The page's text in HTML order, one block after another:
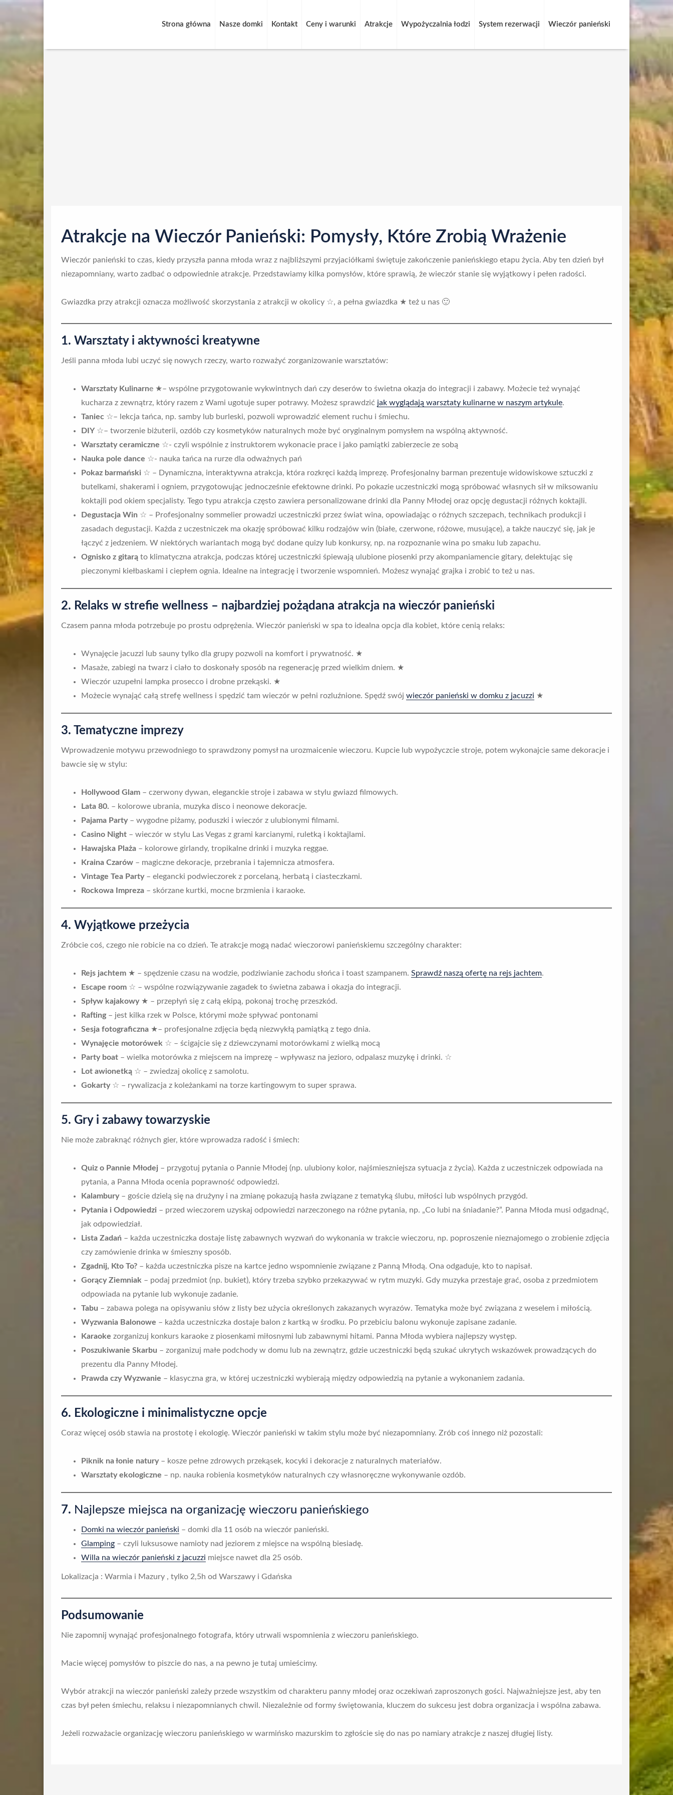
Strona główna Nasze domki Kontakt Ceny i warunki Atrakcje Wypożyczalnia łodzi System rezerwacji Wieczór panieński
Atrakcje na Wieczór Panieński: Pomysły, Które Zrobią Wrażenie
Wieczór panieński to czas, kiedy przyszła panna młoda wraz z najbliższymi przyjaciółkami świętuje zakończenie panieńskiego etapu życia. Aby ten dzień był
niezapomniany, warto zadbać o odpowiednie atrakcje. Przedstawiamy kilka pomysłów, które sprawią, że wieczór stanie się wyjątkowy i pełen radości.
Gwiazdka przy atrakcji oznacza możliwość skorzystania z atrakcji w okolicy ☆, a pełna gwiazdka ★ też u nas 🙂
1. Warsztaty i aktywności kreatywne
Jeśli panna młoda lubi uczyć się nowych rzeczy, warto rozważyć zorganizowanie warsztatów:
Warsztaty Kulinarne ★– wspólne przygotowanie wykwintnych dań czy deserów to świetna okazja do integracji i zabawy. Możecie też wynająć
kucharza z zewnątrz, który razem z Wami ugotuje super potrawy. Możesz sprawdzić jak wyglądają warsztaty kulinarne w naszym artykule.
Taniec ☆– lekcja tańca, np. samby lub burleski, pozwoli wprowadzić element ruchu i śmiechu.
DIY☆– tworzenie biżuterii, ozdób czy kosmetyków naturalnych może być oryginalnym pomysłem na wspólną aktywność.
Warsztaty ceramiczne ☆- czyli wspólnie z instruktorem wykonacie prace i jako pamiątki zabierzecie ze sobą
Nauka pole dance ☆- nauka tańca na rurze dla odważnych pań
Pokaz barmański ☆ – Dynamiczna, interaktywna atrakcja, która rozkręci każdą imprezę. Profesjonalny barman prezentuje widowiskowe sztuczki z
butelkami, shakerami i ogniem, przygotowując jednocześnie efektowne drinki. Po pokazie uczestniczki mogą spróbować własnych sił w miksowaniu
koktajli pod okiem specjalisty. Tego typu atrakcja często zawiera personalizowane drinki dla Panny Młodej oraz opcję degustacji różnych koktajli.
Degustacja Win ☆ – Profesjonalny sommelier prowadzi uczestniczki przez świat wina, opowiadając o różnych szczepach, technikach produkcji i
zasadach degustacji. Każda z uczestniczek ma okazję spróbować kilku rodzajów win (białe, czerwone, różowe, musujące), a także nauczyć się, jak je
łączyć z jedzeniem. W niektórych wariantach mogą być dodane quizy lub konkursy, np. na rozpoznanie wina po smaku lub zapachu.
Ognisko z gitarą to klimatyczna atrakcja, podczas której uczestniczki śpiewają ulubione piosenki przy akompaniamencie gitary, delektując się
pieczonymi kiełbaskami i ciepłem ognia. Idealne na integrację i tworzenie wspomnień. Możesz wynająć grajka i zrobić to też u nas.
2. Relaks w strefie wellness – najbardziej pożądana atrakcja na wieczór panieński
Czasem panna młoda potrzebuje po prostu odprężenia. Wieczór panieński w spa to idealna opcja dla kobiet, które cenią relaks:
Wynajęcie jacuzzi lub sauny tylko dla grupy pozwoli na komfort i prywatność. ★
Masaże, zabiegi na twarz i ciało to doskonały sposób na regenerację przed wielkim dniem. ★
Wieczór uzupełni lampka prosecco i drobne przekąski. ★
Możecie wynająć całą strefę wellness i spędzić tam wieczór w pełni rozluźnione. Spędź swój wieczór panieński w domku z jacuzzi ★
3. Tematyczne imprezy
Wprowadzenie motywu przewodniego to sprawdzony pomysł na urozmaicenie wieczoru. Kupcie lub wypożyczcie stroje, potem wykonajcie same dekoracje i
bawcie się w stylu:
Hollywood Glam – czerwony dywan, eleganckie stroje i zabawa w stylu gwiazd filmowych.
Lata 80. – kolorowe ubrania, muzyka disco i neonowe dekoracje.
Pajama Party– wygodne piżamy, poduszki i wieczór z ulubionymi filmami.
Casino Night – wieczór w stylu Las Vegas z grami karcianymi, ruletką i koktajlami.
Hawajska Plaża – kolorowe girlandy, tropikalne drinki i muzyka reggae.
Kraina Czarów – magiczne dekoracje, przebrania i tajemnicza atmosfera.
Vintage Tea Party– elegancki podwieczorek z porcelaną, herbatą i ciasteczkami.
Rockowa Impreza – skórzane kurtki, mocne brzmienia i karaoke.
4. Wyjątkowe przeżycia
Zróbcie coś, czego nie robicie na co dzień. Te atrakcje mogą nadać wieczorowi panieńskiemu szczególny charakter:
Rejs jachtem ★ – spędzenie czasu na wodzie, podziwianie zachodu słońca i toast szampanem. Sprawdź naszą ofertę na rejs jachtem.
Escape room ☆ – wspólne rozwiązywanie zagadek to świetna zabawa i okazja do integracji.
Spływ kajakowy★ – przepłyń się z całą ekipą, pokonaj trochę przeszkód.
Rafting– jest kilka rzek w Polsce, którymi może spływać pontonami
Sesja fotograficzna ★– profesjonalne zdjęcia będą niezwykłą pamiątką z tego dnia.
Wynajęcie motorówek ☆ – ścigajcie się z dziewczynami motorówkami z wielką mocą
Party boat – wielka motorówka z miejscem na imprezę – wpływasz na jezioro, odpalasz muzykę i drinki. ☆
Lot awionetką ☆ – zwiedzaj okolicę z samolotu.
Gokarty☆ – rywalizacja z koleżankami na torze kartingowym to super sprawa.
5. Gry i zabawy towarzyskie
Nie może zabraknąć różnych gier, które wprowadza radość i śmiech:
Quiz o Pannie Młodej – przygotuj pytania o Pannie Młodej (np. ulubiony kolor, najśmieszniejsza sytuacja z życia). Każda z uczestniczek odpowiada na
pytania, a Panna Młoda ocenia poprawność odpowiedzi.
Kalambury– goście dzielą się na drużyny i na zmianę pokazują hasła związane z tematyką ślubu, miłości lub wspólnych przygód.
Pytania i Odpowiedzi – przed wieczorem uzyskaj odpowiedzi narzeczonego na różne pytania, np. „Co lubi na śniadanie?”. Panna Młoda musi odgadnąć,
jak odpowiedział.
Lista Zadań – każda uczestniczka dostaje listę zabawnych wyzwań do wykonania w trakcie wieczoru, np. poproszenie nieznajomego o zrobienie zdjęcia
czy zamówienie drinka w śmieszny sposób.
Zgadnij, Kto To? – każda uczestniczka pisze na kartce jedno wspomnienie związane z Panną Młodą. Ona odgaduje, kto to napisał.
Gorący Ziemniak – podaj przedmiot (np. bukiet), który trzeba szybko przekazywać w rytm muzyki. Gdy muzyka przestaje grać, osoba z przedmiotem
odpowiada na pytanie lub wykonuje zadanie.
Tabu – zabawa polega na opisywaniu słów z listy bez użycia określonych zakazanych wyrazów. Tematyka może być związana z weselem i miłością.
Wyzwania Balonowe – każda uczestniczka dostaje balon z kartką w środku. Po przebiciu balonu wykonuje zapisane zadanie.
Karaoke zorganizuj konkurs karaoke z piosenkami miłosnymi lub zabawnymi hitami. Panna Młoda wybiera najlepszy występ.
Poszukiwanie Skarbu – zorganizuj małe podchody w domu lub na zewnątrz, gdzie uczestniczki będą szukać ukrytych wskazówek prowadzących do
prezentu dla Panny Młodej.
Prawda czy Wyzwanie – klasyczna gra, w której uczestniczki wybierają między odpowiedzią na pytanie a wykonaniem zadania.
6. Ekologiczne i minimalistyczne opcje
Coraz więcej osób stawia na prostotę i ekologię. Wieczór panieński w takim stylu może być niezapomniany. Zrób coś innego niż pozostali:
Piknik na łonie natury– kosze pełne zdrowych przekąsek, kocyki i dekoracje z naturalnych materiałów.
Warsztaty ekologiczne – np. nauka robienia kosmetyków naturalnych czy własnoręczne wykonywanie ozdób.
7. Najlepsze miejsca na organizację wieczoru panieńskiego
Domki na wieczór panieński – domki dla 11 osób na wieczór panieński.
Glamping – czyli luksusowe namioty nad jeziorem z miejsce na wspólną biesiadę.
Willa na wieczór panieński z jacuzzi miejsce nawet dla 25 osób.
Lokalizacja : Warmia i Mazury , tylko 2,5h od Warszawy i Gdańska
Podsumowanie
Nie zapomnij wynająć profesjonalnego fotografa, który utrwali wspomnienia z wieczoru panieńskiego.
Macie więcej pomysłów to piszcie do nas, a na pewno je tutaj umieścimy.
Wybór atrakcji na wieczór panieński zależy przede wszystkim od charakteru panny młodej oraz oczekiwań zaproszonych gości. Najważniejsze jest, aby ten
czas był pełen śmiechu, relaksu i niezapomnianych chwil. Niezależnie od formy świętowania, kluczem do sukcesu jest dobra organizacja i wspólna zabawa.
Jeżeli rozważacie organizację wieczoru panieńskiego w warmińsko mazurskim to zgłoście się do nas po namiary atrakcje z naszej długiej listy.